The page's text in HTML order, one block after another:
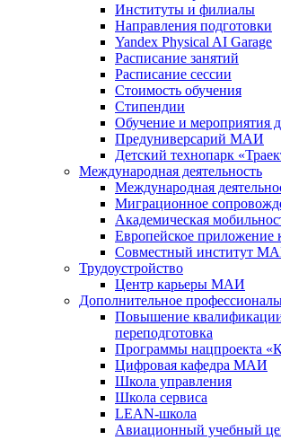
Институты и филиалы
Направления подготовки
Yandex Physical AI Garage
Расписание занятий
Расписание сессии
Стоимость обучения
Стипендии
Обучение и мероприятия
Предуниверсарий МАИ
Детский технопарк
Международная деятельность
Международная
Миграционное
Академическая
Европейское приложение
Совместный институт
Трудоустройство
Центр карьеры МАИ
Дополнительное
Повышение
переподготовка
Программы нацпроекта
Цифровая кафедра МАИ
Школа управления
Школа сервиса
LEAN-школа
Авиационный учебный